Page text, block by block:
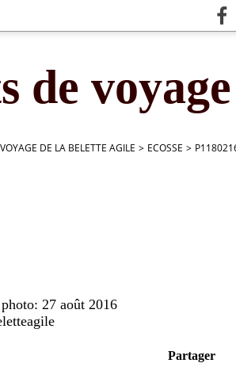
de
DE LA BELETTE AGILE > ECOSSE >
27 août 2016
Partager